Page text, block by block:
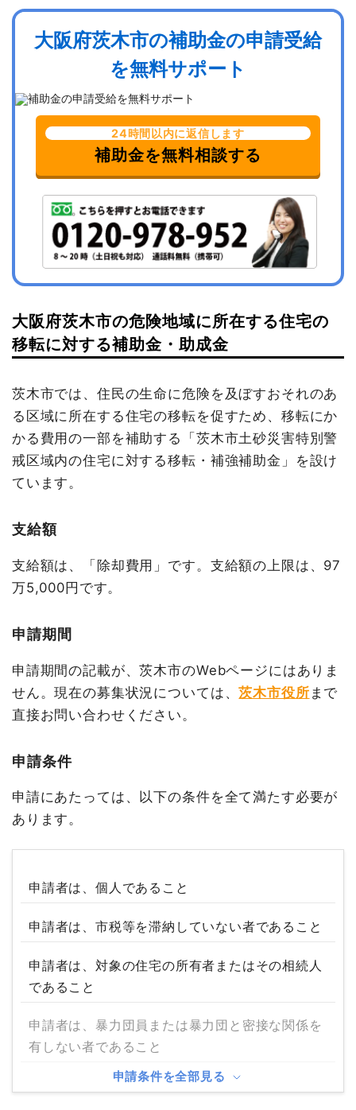
大阪府茨木市の補助金の申請受給
を無料サポート
24時間以内に返信します
補助金を無料相談する
大阪府茨木市の危険地域に所在する住宅の
移転に対する補助金・助成金
茨木市では、住民の生命に危険を及ぼすおそれのあ
る区域に所在する住宅の移転を促すため、移転にか
かる費用の一部を補助する「茨木市土砂災害特別警
戒区域内の住宅に対する移転・補強補助金」を設け
ています。
支給額
支給額は、「除却費用」です。支給額の上限は、97
万5,000円です。
申請期間
申請期間の記載が、茨木市のWebページにはありま
せん。現在の募集状況については、茨木市役所 まで
直接お問い合わせください。
申請条件
申請にあたっては、以下の条件を全て満たす必要が
あります。
申請者は、個人であること
申請者は、市税等を滞納していない者であること
申請者は、対象の住宅の所有者またはその相続人
であること
申請者は、暴力団員または暴力団と密接な関係を
有しない者であること
申請条件を全部見る